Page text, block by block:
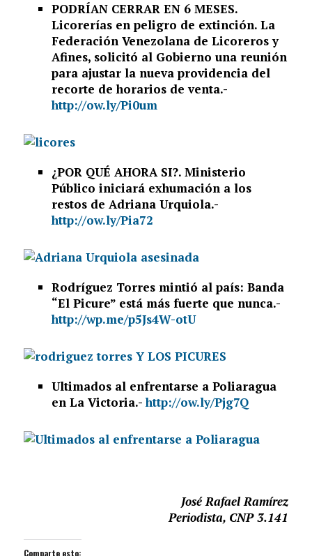
PODRÍAN CERRAR EN 6 MESES.
Licorerías en peligro de extinción. La
Federación Venezolana de Licoreros y
Afines, solicitó al Gobierno una reunión
para ajustar la nueva providencia del
recorte de horarios de venta.-
http://ow.ly/Pi0um
¿POR QUÉ AHORA SI?. Ministerio
Público iniciará exhumación a los
restos de Adriana Urquiola.-
http://ow.ly/Pia72
Rodríguez Torres mintió al país: Banda
“El Picure” está más fuerte que nunca.-
http://wp.me/p5Js4W-otU
Ultimados al enfrentarse a Poliaragua
en La Victoria.-http://ow.ly/Pjg7Q
José Rafael Ramírez
Periodista, CNP 3.141
Comparte esto: